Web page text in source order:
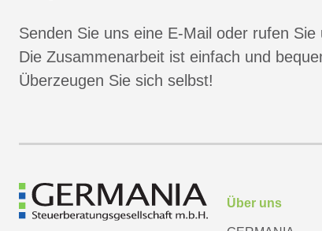
Senden Sie uns eine E-Mail oder rufen Sie
Die Zusammenarbeit ist einfach und
Überzeugen Sie sich selbst!
Über uns